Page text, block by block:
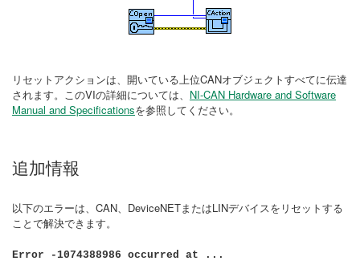
リセットアクションは、開いている上位CANオブジェクトすべてに伝達
されます。このVIの詳細については、 NI-CAN Hardware and Software
Manual and Specificationsを参照してください。
追加情報
以下のエラーは、CAN、DeviceNETまたはLINデバイスをリセットする
ことで解決できます。
Error -1074388986 occurred at ...